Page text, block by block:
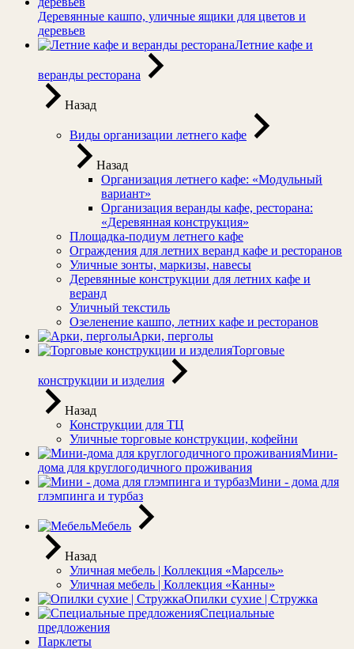
Деревянные кашпо, уличные ящики для цветов и
деревьев
Летние кафе и
веранды ресторана
Назад
Виды организации летнего кафе
Назад
Организация летнего кафе: «Модульный
вариант»
Организация веранды кафе, ресторана:
«Деревянная конструкция»
Площадка-подиум летнего кафе
Ограждения для летних веранд кафе и ресторанов
Уличные зонты, маркизы, навесы
Деревянные конструкции для летних кафе и
веранд
Уличный текстиль
Озеленение кашпо, летних кафе и ресторанов
Арки, перголы
Торговые
конструкции и изделия
Назад
Конструкции для ТЦ
Уличные торговые конструкции, кофейни
Мини-
дома для круглогодичного проживания
Мини - дома для
глэмпинга и турбаз
Мебель
Назад
Уличная мебель | Коллекция «Марсель»
Уличная мебель | Коллекция «Канны»
Опилки сухие | Стружка
Специальные
предложения
Парклеты